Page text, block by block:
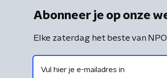
Abonneer je op onze
Elke zaterdag het beste van